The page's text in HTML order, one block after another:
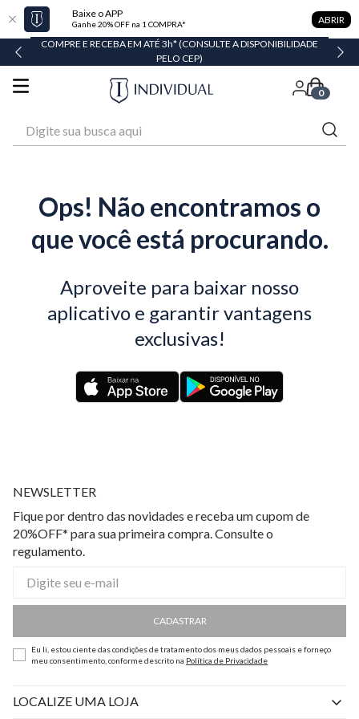
Baixe o APP
Ganhe 20% OFF na 1 COMPRA* ABRIR
COMPRE E RECEBA EM ATÉ 3h* (CONSULTE A DISPONIBILIDADE
PELO CEP)
0
Ops! Não encontramos o
que você está procurando.
Aproveite para baixar nosso
aplicativo e garantir vantagens
exclusivas!
NEWSLETTER
Fique por dentro das novidades e receba um cupom de
20%OFF* para sua primeira compra. Consulte o
regulamento.
CADASTRAR
Eu li, estou ciente das condições de tratamento dos meus dados pessoais e forneço
meu consentimento, conforme descrito na Política de Privacidade
LOCALIZE UMA LOJA